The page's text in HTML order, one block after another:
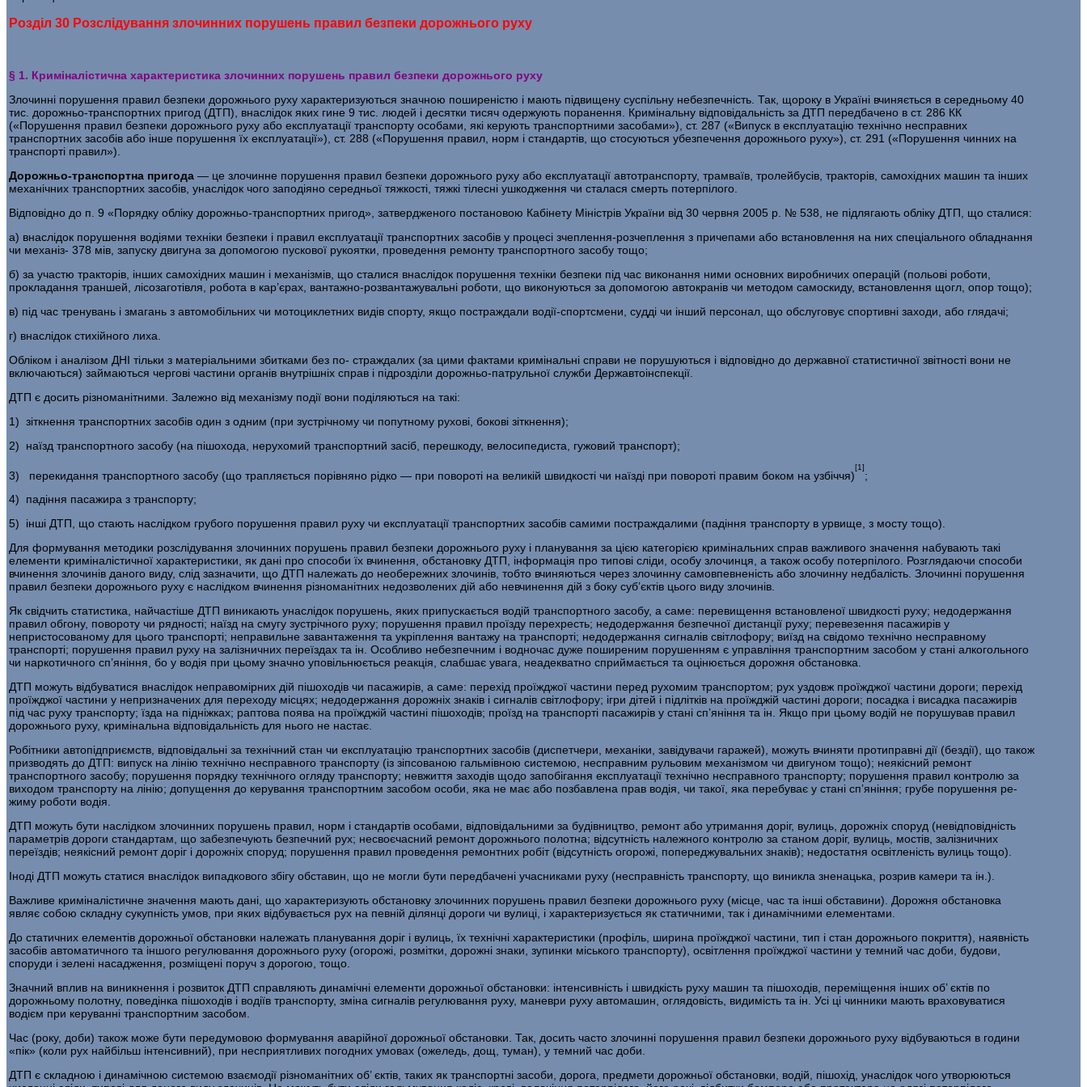
Розділ 30 Розслідування злочинних порушень правил безпеки дорожнього руху
§ 1. Криміналістична характеристика злочинних порушень правил безпеки дорожнього руху
Злочинні порушення правил безпеки дорожнього руху характери­зуються значною поширеністю і мають підвищену суспільну небез­печність. Так, щороку в Україні вчиняється в середньому 40
тис. дорожньо-транспортних пригод (ДТП), внаслідок яких гине 9 тис. людей і десятки тисяч одержують поранення. Кримінальну відпові­дальність за ДТП передбачено в ст. 286 КК
(«Порушення правил без­пеки дорожнього руху або експлуатації транспорту особами, які керу­ють транспортними засобами»), ст. 287 («Випуск в експлуатацію технічно несправних
транспортних засобів або інше порушення їх експлуатації»), ст. 288 («Порушення правил, норм і стандартів, що стосуються убезпечення дорожнього руху»), ст. 291 («Порушення чинних на
транспорті правил»).
Дорожньо-транспортна пригода — це злочинне порушення пра­вил безпеки дорожнього руху або експлуатації автотранспорту, трамваїв, тролейбусів, тракторів, самохідних машин та інших
механічних транспортних засобів, унаслідок чого заподіяно серед­ньої тяжкості, тяжкі тілесні ушкодження чи сталася смерть потерпілого.
Відповідно до п. 9 «Порядку обліку дорожньо-транспортних при­год», затвердженого постановою Кабінету Міністрів України від 30 червня 2005 р. № 538, не підлягають обліку ДТП, що сталися:
а) внаслідок порушення водіями техніки безпеки і правил експлу­атації транспортних засобів у процесі зчеплення-розчеплення з при­чепами або встановлення на них спеціального обладнання
чи механіз- 378 мів, запуску двигуна за допомогою пускової рукоятки, проведення ремонту транспортного засобу тощо;
б) за участю тракторів, інших самохідних машин і механізмів, що сталися внаслідок порушення техніки безпеки під час виконання ними основних виробничих операцій (польові роботи,
прокладання траншей, лісозаготівля, робота в кар’єрах, вантажно-розвантажувальні роботи, що виконуються за допомогою автокранів чи методом самоскиду, встановлення щогл, опор тощо);
в) під час тренувань і змагань з автомобільних чи мотоциклетних видів спорту, якщо постраждали водії-спортсмени, судді чи інший персонал, що обслуговує спортивні заходи, або глядачі;
г) внаслідок стихійного лиха.
Обліком і аналізом ДНІ тільки з матеріальними збитками без по- страждалих (за цими фактами кримінальні справи не порушуються і відповідно до державної статистичної звітності вони не
включаються) займаються чергові частини органів внутрішніх справ і підрозділи дорожньо-патрульної служби Державтоінспекції.
ДТП є досить різноманітними. Залежно від механізму події вони поділяються на такі:
1) зіткнення транспортних засобів один з одним (при зустрічному чи попутному рухові, бокові зіткнення);
2) наїзд транспортного засобу (на пішохода, нерухомий транспорт­ний засіб, перешкоду, велосипедиста, гужовий транспорт);
3) перекидання транспортного засобу (що трапляється порівняно рідко — при повороті на великій швидкості чи наїзді при повороті правим боком на узбіччя)
[1]
;
4) падіння пасажира з транспорту;
5) інші ДТП, що стають наслідком грубого порушення правил руху чи експлуатації транспортних засобів самими постраждалими (падін­ня транспорту в урвище, з мосту тощо).
Для формування методики розслідування злочинних порушень правил безпеки дорожнього руху і планування за цією категорією кри­мінальних справ важливого значення набувають такі
елементи кримі­налістичної характеристики, як дані про способи їх вчинення, обста­новку ДТП, інформація про типові сліди, особу злочинця, а також особу потерпілого. Розглядаючи способи
вчинення злочинів даного виду, слід зазначити, що ДТП належать до необережних злочинів, тобто вчиняються через злочинну самовпевненість або злочинну не­дбалість. Злочинні порушення
правил безпеки дорожнього руху є на­слідком вчинення різноманітних недозволених дій або невчинення дій з боку суб’єктів цього виду злочинів.
Як свідчить статистика, найчастіше ДТП виникають унаслідок по­рушень, яких припускається водій транспортного засобу, а саме: пере­вищення встановленої швидкості руху; недодержання
правил обгону, повороту чи рядності; наїзд на смугу зустрічного руху; порушення правил проїзду перехресть; недодержання безпечної дистанції руху; перевезення пасажирів у
непристосованому для цього транспорті; не­правильне завантаження та укріплення вантажу на транспорті; недо­держання сигналів світлофору; виїзд на свідомо технічно несправному
транспорті; порушення правил руху на залізничних переїздах та ін. Особливо небезпечним і водночас дуже поширеним порушенням є управління транспортним засобом у стані алкогольного
чи наркотич­ного сп’яніння, бо у водія при цьому значно уповільнюється реакція, слабшає увага, неадекватно сприймається та оцінюється дорожня об­становка.
ДТП можуть відбуватися внаслідок неправомірних дій пішоходів чи пасажирів, а саме: перехід проїжджої частини перед рухомим тран­спортом; рух уздовж проїжджої частини дороги; перехід
проїжджої частини у непризначених для переходу місцях; недодержання дорожніх знаків і сигналів світлофору; ігри дітей і підлітків на проїжджій час­тині дороги; посадка і висадка пасажирів
під час руху транспорту; їзда на підніжках; раптова поява на проїжджій частині пішоходів; проїзд на транспорті пасажирів у стані сп’яніння та ін. Якщо при цьому водій не порушував правил
дорожнього руху, кримінальна відповідальність для нього не настає.
Робітники автопідприємств, відповідальні за технічний стан чи експлуатацію транспортних засобів (диспетчери, механіки, завідувачи гаражей), можуть вчиняти протиправні дії (бездії), що також
призводять до ДТП: випуск на лінію технічно несправного транспорту (із зіпсо­ваною гальмівною системою, несправним рульовим механізмом чи двигуном тощо); неякісний ремонт
транспортного засобу; порушення порядку технічного огляду транспорту; невжиття заходів щодо запо­бігання експлуатації технічно несправного транспорту; порушення правил контролю за
виходом транспорту на лінію; допущення до ке­рування транспортним засобом особи, яка не має або позбавлена прав водія, чи такої, яка перебуває у стані сп’яніння; грубе порушення ре­
жиму роботи водія.
ДТП можуть бути наслідком злочинних порушень правил, норм і стандартів особами, відповідальними за будівництво, ремонт або утри­мання доріг, вулиць, дорожніх споруд (невідповідність
параметрів дороги стандартам, що забезпечують безпечний рух; несвоєчасний ремонт дорожнього полотна; відсутність належного контролю за ста­ном доріг, вулиць, мостів, залізничних
переїздів; неякісний ремонт доріг і дорожніх споруд; порушення правил проведення ремонтних робіт (відсутність огорожі, попереджувальних знаків); недостатня освітленість вулиць тощо).
Іноді ДТП можуть статися внаслідок випадкового збігу обставин, що не могли бути передбачені учасниками руху (несправність тран­спорту, що виникла зненацька, розрив камери та ін.).
Важливе криміналістичне значення мають дані, що характеризують обстановку злочинних порушень правил безпеки дорожнього руху (місце, час та інші обставини). Дорожня обстановка
являє собою склад­ну сукупність умов, при яких відбувається рух на певній ділянці до­роги чи вулиці, і характеризується як статичними, так і динамічними елементами.
До статичних елементів дорожньої обстановки належать плануван­ня доріг і вулиць, їх технічні характеристики (профіль, ширина про­їжджої частини, тип і стан дорожнього покриття), наявність
засобів автоматичного та іншого регулювання дорожнього руху (огорожі, роз­мітки, дорожні знаки, зупинки міського транспорту), освітлення про­їжджої частини у темний час доби, будови,
споруди і зелені насаджен­ня, розміщені поруч з дорогою, тощо.
Значний вплив на виникнення і розвиток ДТП справляють динамічні елементи дорожньої обстановки: інтенсивність і швидкість руху машин та пішоходів, переміщення інших об’ єктів по
дорожньому полотну, по­ведінка пішоходів і водіїв транспорту, зміна сигналів регулювання руху, маневри руху автомашин, оглядовість, видимість та ін. Усі ці чинники мають враховуватися
водієм при керуванні транспортним засобом.
Час (року, доби) також може бути передумовою формування ава­рійної дорожньої обстановки. Так, досить часто злочинні порушення правил безпеки дорожнього руху відбуваються в години
«пік» (коли рух найбільш інтенсивний), при несприятливих погодних умовах (оже­ледь, дощ, туман), у темний час доби.
ДТП є складною і динамічною системою взаємодії різноманітних об’ єктів, таких як транспортні засоби, дорога, предмети дорожньої обстановки, водій, пішохід, унаслідок чого утворюються